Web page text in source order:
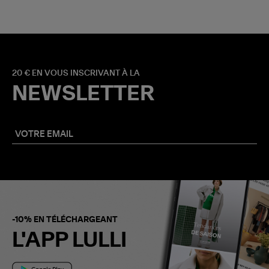
20 € EN VOUS INSCRIVANT À LA
NEWSLETTER
-10% EN TÉLÉCHARGEANT
L'APP LULLI